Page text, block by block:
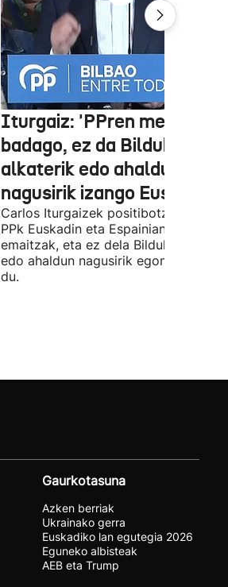
Iturgaiz: 'PPren menpe
badago, ez da Bilduko
alkaterik edo ahaldun
nagusirik izango Euskadin'
Carlos Iturgaizek positibotzat jo ditu
PPk Euskadin eta Espainian lortutako
emaitzak, eta ez dela Bilduko
edo ahaldun nagusirik egongo
du.
Gaurkotasuna
Azken berriak
Ukrainako gerra
Euskadiko lan egutegia 2026
Eguneko albisteak
AEB eta Trump